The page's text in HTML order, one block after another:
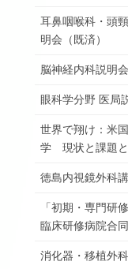
耳鼻咽喉科・頭
明会（既済）
脳神経内科説明会
眼科学分野 医局
世界で翔け：米
学 現状と課題
徳島内視鏡外科
「初期・専門研
臨床研修病院合
消化器・移植外